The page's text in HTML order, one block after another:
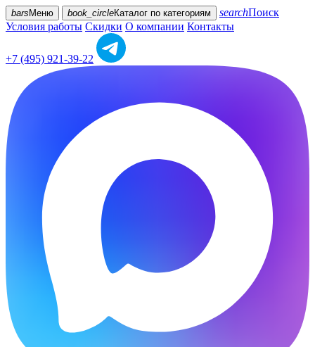
bars Меню book_circleКаталог по категориям searchПоиск
Условия работы Скидки О компании Контакты
+7 (495) 921-39-22